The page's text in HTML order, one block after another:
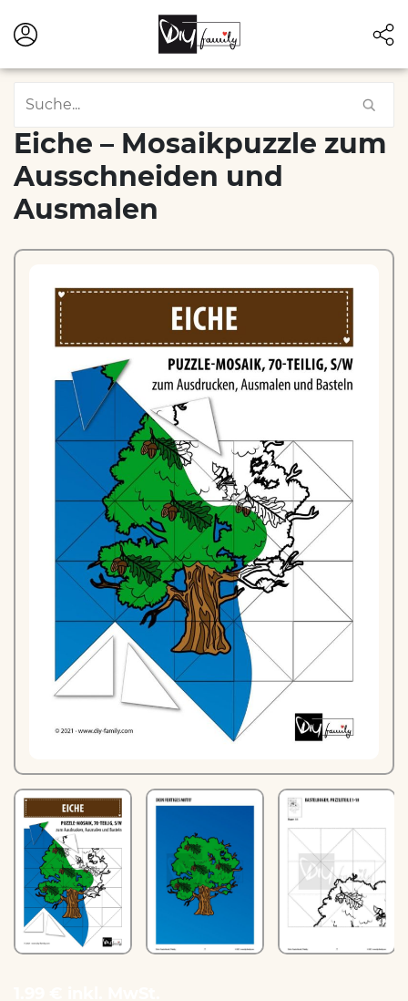
Eiche – Mosaikpuzzle zum
Ausschneiden und
Ausmalen